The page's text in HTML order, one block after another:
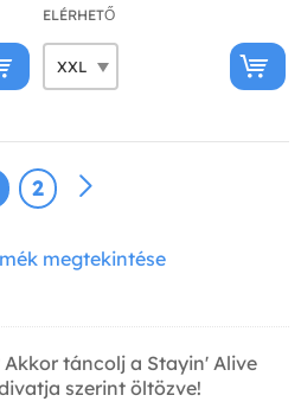
ELÉRHETŐ
2
megtekintése
Akkor táncolj a Stayin' Alive
szerint öltözve!